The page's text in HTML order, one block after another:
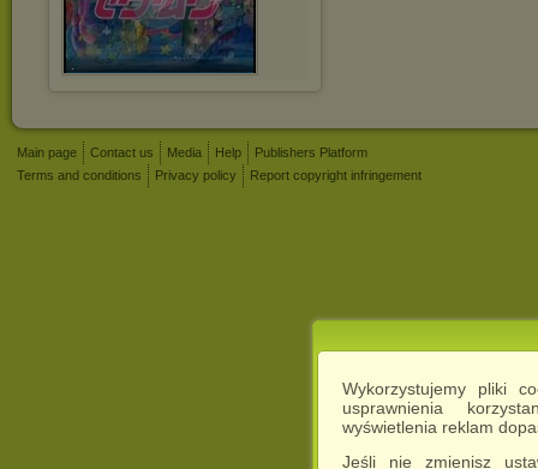
Wykorzystujemy pliki
usprawnienia
wyświetlenia reklam
Jeśli nie zmienisz
Main page Contact us Media Help
Publishers Platform
Terms and conditions
Privacy policy Report copyright infringement